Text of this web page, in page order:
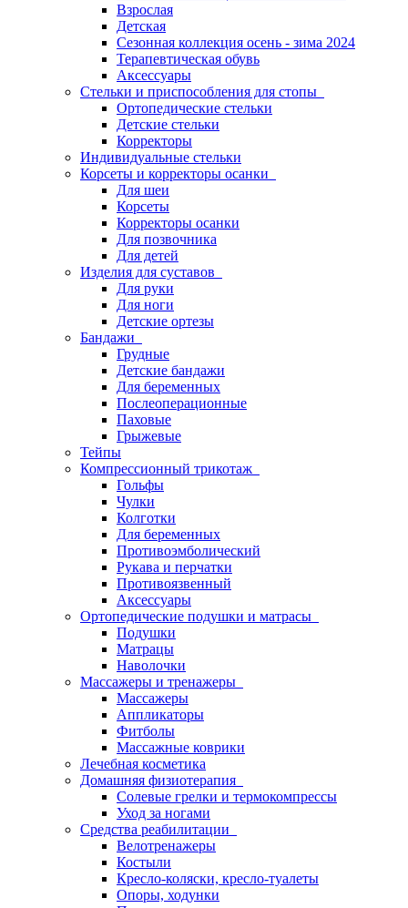
Взрослая
Детская
Сезонная коллекция осень - зима 2024
Терапевтическая обувь
Аксессуары
Стельки и приспособления для стопы
Ортопедические стельки
Детские стельки
Корректоры
Индивидуальные стельки
Корсеты и корректоры осанки
Для шеи
Корсеты
Корректоры осанки
Для позвочника
Для детей
Изделия для суставов
Для руки
Для ноги
Детские ортезы
Бандажи
Грудные
Детские бандажи
Для беременных
Послеоперационные
Паховые
Грыжевые
Тейпы
Компрессионный трикотаж
Гольфы
Чулки
Колготки
Для беременных
Противоэмболический
Рукава и перчатки
Противоязвенный
Аксессуары
Ортопедические подушки и матрасы
Подушки
Матрацы
Наволочки
Массажеры и тренажеры
Массажеры
Аппликаторы
Фитболы
Массажные коврики
Лечебная косметика
Домашняя физиотерапия
Солевые грелки и термокомпрессы
Уход за ногами
Средства реабилитации
Велотренажеры
Костыли
Кресло-коляски, кресло-туалеты
Опоры, ходунки